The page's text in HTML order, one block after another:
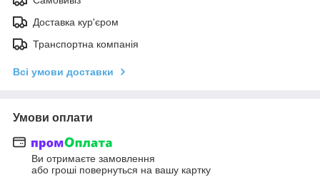
Доставка кур'єром
Транспортна компанія
Всі умови доставки
Умови оплати
Ви отримаєте замовлення
або гроші повернуться на вашу картку